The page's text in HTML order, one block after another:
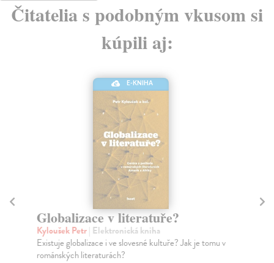
Čitatelia s podobným vkusom si
kúpili aj:
E-KNIHA
Globalizace v literatuře?
Kyloušek Petr| Elektronická kniha
Existuje globalizace i ve slovesné kultuře? Jak je tomu v
románských literaturách?